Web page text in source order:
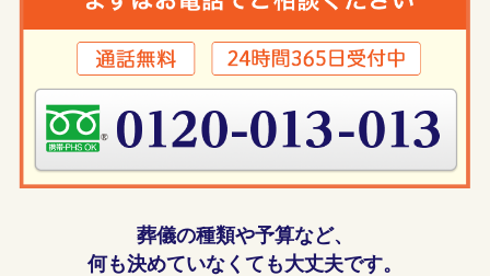
葬儀の種類や予算など、
何も決めていなくても大丈夫です。